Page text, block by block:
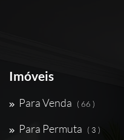
Imóveis
Para Venda ( 66 )
Para Permuta ( 3 )